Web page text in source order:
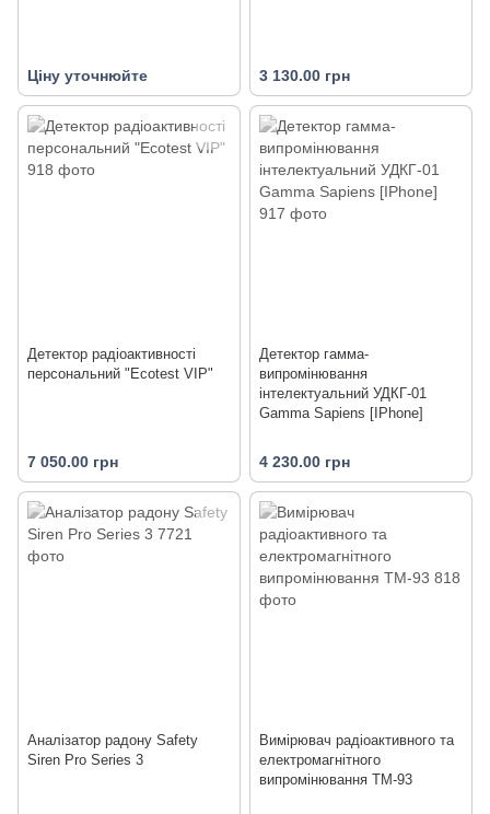
Ціну уточнюйте 3 130.00 грн
Детектор радіоактивності
персональний "Ecotest VIP"
7 050.00 грн
Детектор гамма-
випромінювання
інтелектуальний УДКГ-01
Gamma Sapiens [IPhone]
4 230.00 грн
Аналізатор радону Safety
Siren Pro Series 3
Вимірювач радіоактивного та
електромагнітного
випромінювання TM-93